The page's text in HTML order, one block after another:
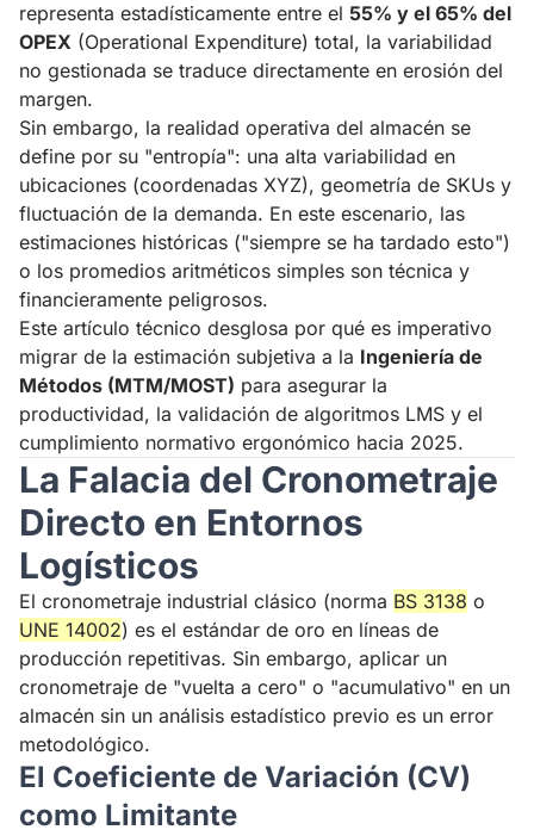
representa estadísticamente entre el 55% y el 65% del
OPEX (Operational Expenditure) total, la variabilidad
no gestionada se traduce directamente en erosión del
margen.
Sin embargo, la realidad operativa del almacén se
define por su "entropía": una alta variabilidad en
ubicaciones (coordenadas XYZ), geometría de SKUs y
fluctuación de la demanda. En este escenario, las
estimaciones históricas ("siempre se ha tardado esto")
o los promedios aritméticos simples son técnica y
financieramente peligrosos.
Este artículo técnico desglosa por qué es imperativo
migrar de la estimación subjetiva a la Ingeniería de
Métodos (MTM/MOST) para asegurar la
productividad, la validación de algoritmos LMS y el
cumplimiento normativo ergonómico hacia 2025.
La Falacia del Cronometraje
Directo en Entornos
Logísticos
El cronometraje industrial clásico (norma BS 3138 o
UNE 14002) es el estándar de oro en líneas de
producción repetitivas. Sin embargo, aplicar un
cronometraje de "vuelta a cero" o "acumulativo" en un
almacén sin un análisis estadístico previo es un error
metodológico.
El Coeficiente de Variación (CV)
como Limitante